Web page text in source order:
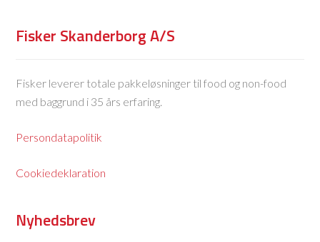
Fisker Skanderborg A/S
Fisker leverer totale pakkeløsninger til food og non-food
med baggrund i 35 års erfaring.
Persondatapolitik
Cookiedeklaration
Nyhedsbrev